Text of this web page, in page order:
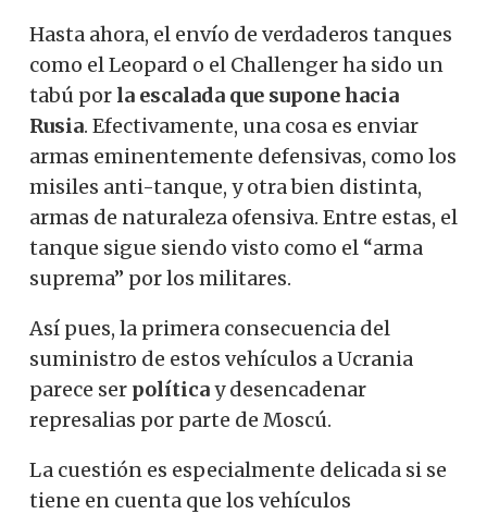
Hasta ahora, el envío de verdaderos tanques
como el Leopard o el Challenger ha sido un
tabú por la escalada que supone hacia
Rusia. Efectivamente, una cosa es enviar
armas eminentemente defensivas, como los
misiles anti-tanque, y otra bien distinta,
armas de naturaleza ofensiva. Entre estas, el
tanque sigue siendo visto como el “arma
suprema” por los militares.
Así pues, la primera consecuencia del
suministro de estos vehículos a Ucrania
parece ser políticay desencadenar
represalias por parte de Moscú.
La cuestión es especialmente delicada si se
tiene en cuenta que los vehículos